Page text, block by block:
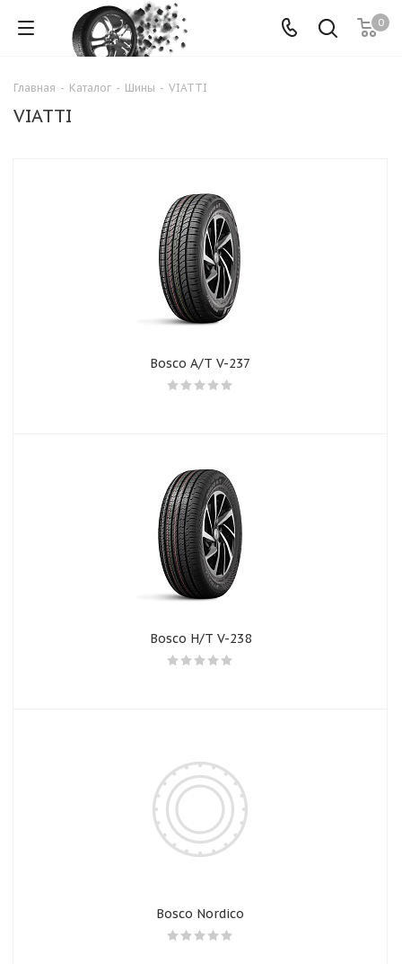
0
Главная - Каталог - Шины - VIATTI
VIATTI
Bosco A/T V-237
Bosco H/T V-238
Bosco Nordico